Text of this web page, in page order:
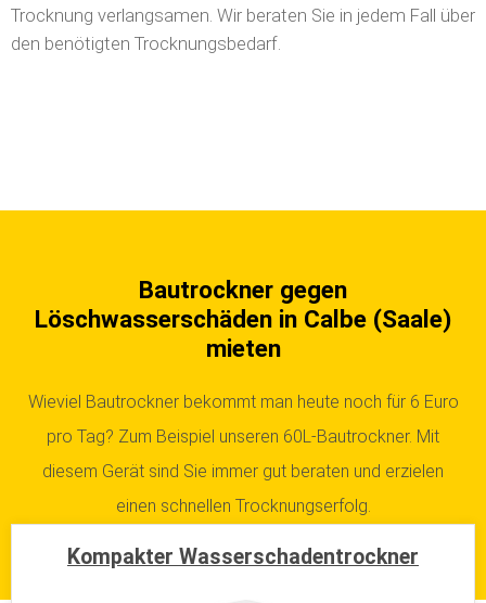
Trocknung verlangsamen. Wir beraten Sie in jedem Fall über
den benötigten Trocknungsbedarf.
Bautrockner gegen
Löschwasserschäden in Calbe (Saale)
mieten
Wieviel Bautrockner bekommt man heute noch für 6 Euro
pro Tag? Zum Beispiel unseren 60L-Bautrockner. Mit
diesem Gerät sind Sie immer gut beraten und erzielen
einen schnellen Trocknungserfolg.
Kompakter Wasserschadentrockner